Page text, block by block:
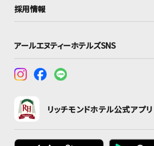
採用情報
アールエヌティーホテルズSNS
リッチモンドホテル公式アプリ